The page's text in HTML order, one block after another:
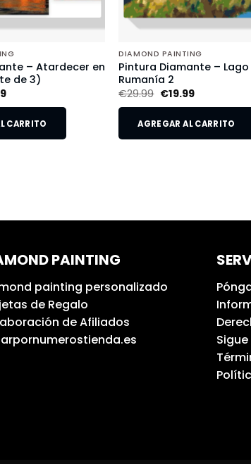
– Atardecer en
de 3)
CARRITO
DIAMOND PAINTING
Pintura Diamante – Lago
Rumanía 2
€29.99 €19.99
AGREGAR AL CARRITO
PAINTING
painting personalizado
de Regalo
de Afiliados